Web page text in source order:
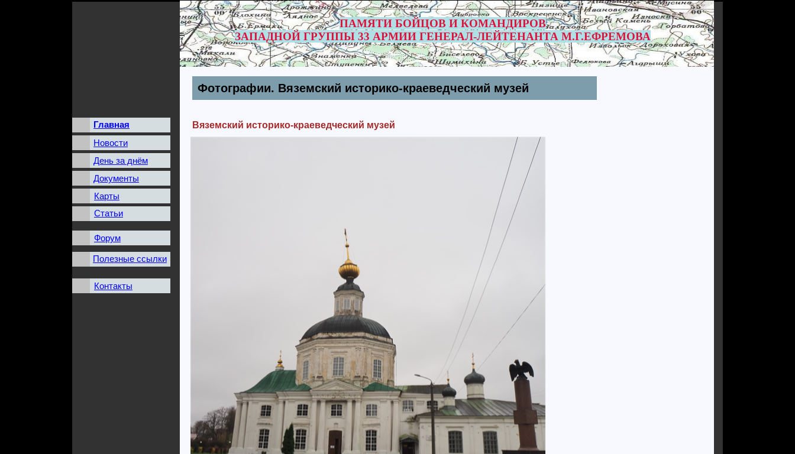
Фотографии. Вяземский историко-краеведческий музей
Главная
Новости
День за днём
Документы
Карты
Статьи
Форум
Полезные ссылки
Контакты
ПАМЯТИ БОЙЦОВ И КОМАНДИРОВ
ЗАПАДНОЙ ГРУППЫ 33 АРМИИ ГЕНЕРАЛ-ЛЕЙТЕНАНТА М.Г.ЕФРЕМОВА
Вяземский историко-краеведческий музей